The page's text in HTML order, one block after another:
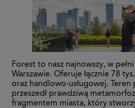
Forest to nasz najnowszy, w
Warszawie. Oferuje łącznie 78
oraz handlowo-usługowej. Teren
przeszedł prawdziwą
fragmentem miasta, który